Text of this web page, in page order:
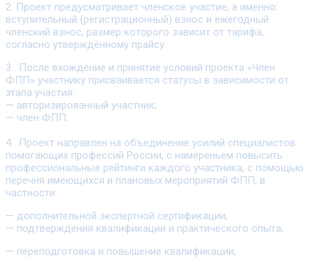
2. Проект предусматривает членское участие, а именно:
вступительный (регистрационный) взнос и ежегодный
членский взнос, размер которого зависит от тарифа,
согласно утверждённому прайсу.
3. После вхождение и принятие условий проекта «Член
ФПП» участнику присваивается статусы в зависимости от
этапа участия:
— авторизированный участник;
— член ФПП.
4. Проект направлен на объединение усилий специалистов
помогающих профессий России, с намереньем повысить
профессиональные рейтинги каждого участника, с помощью
перечня имеющихся и плановых мероприятий ФПП, в
частности:
— дополнительной экспертной сертификации;
— подтверждения квалификации и практического опыта;
— переподготовка и повышение квалификации;